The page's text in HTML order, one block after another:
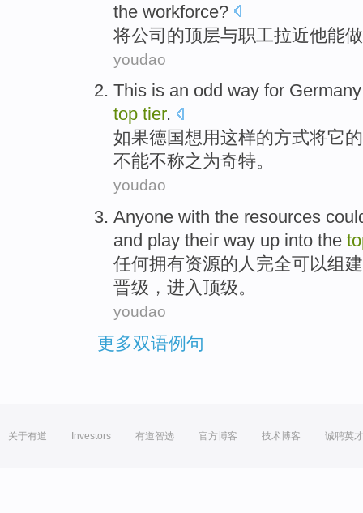
the workforce?
将公司 的顶层与职工拉近他能做
youdao
This is an odd way for Germany
top tier.
如果德国想用这样的方式将它的
不能不称之为奇特。
youdao
Anyone with the resources
and play their way up into the
任何拥有资源的人完全可以组建
晋级， 进入顶级。
youdao
更多双语例句
关于有道 Investors 有道智选 官方博客 技术博客 诚聘英才